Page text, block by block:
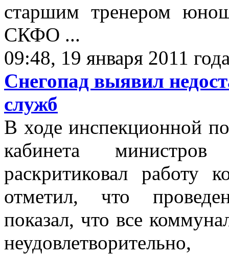
старшим тренером
СКФО ...
09:48, 19 января 2011
Cнегопад выявил
служб
В ходе инспекционной
кабинета
раскритиковал работу
отметил, что
показал, что все